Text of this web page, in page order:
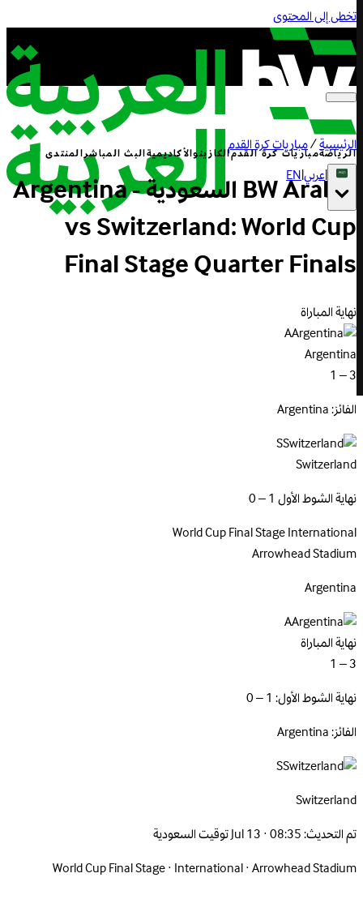
تخطى إلى المحتوى
الرياضةمباريات كرة القدمالكازينوالأكاديميةالبث المباشرالمنتدى
|عربي|
EN
الرئيسية/مباريات كرة القدم
BW Arabia السعودية - Argentina
vs Switzerland: World Cup
Final Stage Quarter Finals
نهاية المباراة
A
Argentina
3 – 1
الفائز: Argentina
S
Switzerland
نهاية الشوط الأول 1 – 0
World Cup Final StageInternational
Arrowhead Stadium
Argentina
A
نهاية المباراة
3 – 1
نهاية الشوط الأول: 1 – 0
الفائز: Argentina
S
Switzerland
تم التحديث:Jul 13 · 08:35 توقيت السعودية
World Cup Final Stage· International·Arrowhead Stadium